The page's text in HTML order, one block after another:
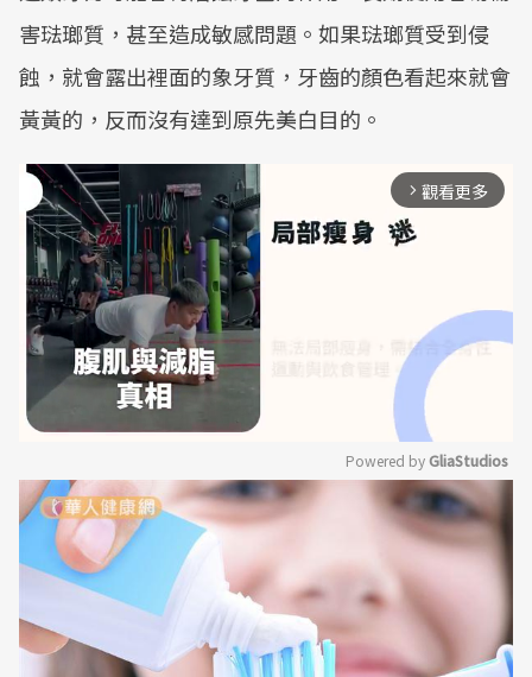
害琺瑯質，甚至造成敏感問題。如果琺瑯質受到侵
蝕，就會露出裡面的象牙質，牙齒的顏色看起來就會
黃黃的，反而沒有達到原先美白目的。
arrow_forward_ios 觀看更多
Mute
Powered by GliaStudios